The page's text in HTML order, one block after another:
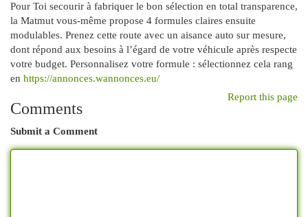
Pour Toi secourir à fabriquer le bon sélection en total transparence,
la Matmut vous-même propose 4 formules claires ensuite
modulables. Prenez cette route avec un aisance auto sur mesure,
dont répond aux besoins à l’égard de votre véhicule après respecte
votre budget. Personnalisez votre formule : sélectionnez cela rang
en https://annonces.wannonces.eu/
Report this page
Comments
Submit a Comment